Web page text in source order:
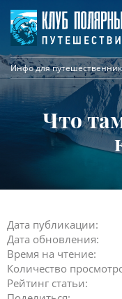
Инфо для
Что
Дата публикации:
Дата обновления:
Время на чтение:
Количество
Рейтинг статьи: